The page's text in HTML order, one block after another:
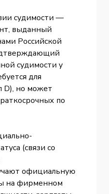
судимости —
выданный
Российской
судимости у
для
D), но может
по
(связи со
официальную
на фирменном